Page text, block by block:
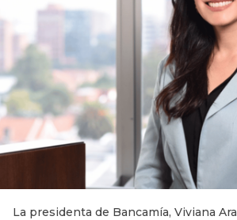
La presidenta de Bancamía, Viviana